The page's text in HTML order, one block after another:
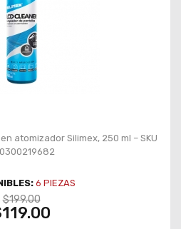
atomizador Silimex, 250 ml – SKU
6 PIEZAS
$199.00